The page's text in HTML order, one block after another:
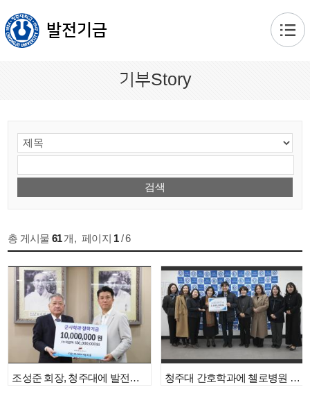
발전기금
기부Story
총 게시물 61개, 페이지 1/ 6
조성준 회장, 청주대에 발전기금 쾌척 청주대 간호학과에 첼로병원 장학금 기탁